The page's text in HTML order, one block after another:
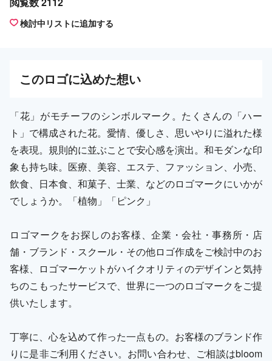
検討中リストに追加する
このロゴに込めた想い
「花」がモチーフのシンボルマーク。たくさんの「ハー
ト」で構成された花。愛情、優しさ、思いやりに溢れた様
を表現。規則的に並ぶことで安心感を演出。和モダンな印
象も持ち味。医療、美容、エステ、ファッション、小売、
飲食、日本食、和菓子、士業、などのロゴマークにいかが
でしょうか。「植物」「ピンク」
ロゴマークをお探しのお客様、企業・会社・事務所・店
舗・ブランド・スクール・その他ロゴ作成をご検討中のお
客様、ロゴマーケットがハイクオリティのデザインと気持
ちのこもったサービスで、世界に一つのロゴマークをご提
供いたします。
丁寧に、心を込めて作った一点もの。お客様のブランド作
りに是非ご利用ください。お問い合わせ、ご相談はbloom